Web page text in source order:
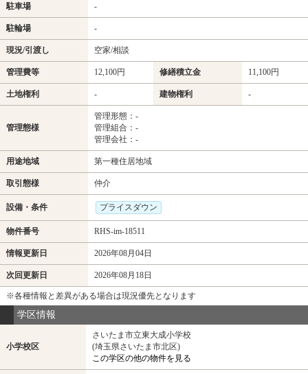
駐車場 -
駐輪場 -
現況/引渡し 空家/相談
管理費等 12,100円 修繕積立金 11,100円
土地権利 - 建物権利 -
管理態様
管理形態：-
管理組合：-
管理会社：-
用途地域 第一種住居地域
取引態様 仲介
設備・条件 プライスダウン
物件番号 RHS-im-18511
情報更新日 2026年08月04日
次回更新日 2026年08月18日
※各種情報と差異がある場合は現況優先となります
学区情報
小学校区
さいたま市立東大成小学校
(埼玉県さいたま市北区)
この学区の他の物件を見る